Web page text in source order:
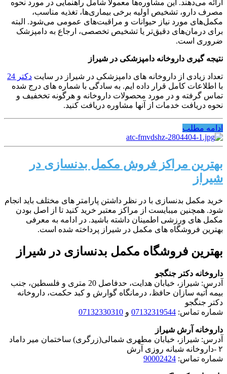
ارائه می‌دهند. این مشاوره‌ها معمولاً شامل راهنمایی در مورد نحوه
مصرف دارو، تشخیص اولیه برخی بیماری‌ها، تغذیه مناسب،
مکمل‌های مورد نیاز حیوانات و مراقبت‌های عمومی می‌شود. البته
برای درمان‌های دقیق‌تر یا تشخیص تخصصی، ارجاع به دامپزشک
ضروری است.
نتیجه گیری داروخانه دامپزشکی در شیراز
تعداد زیادی از داروخانه های دامپزشکی در شیراز در سایت دکتر 24
با اطلاعات کامل قرار داده ایم. به سادگی با شماره های درج شده
تماس گرفته و در مورد محصولات داروخانه و هرگونه تخخفیف و
نحوه دریافت خدمات از آنها مشاوره دریافت کنید.
ادامه مطلب
بهترین مراکز فروش مکمل بدنسازی در
شیراز
خرید مکمل بدنسازی با در نظر داشتن پارامتر های مختلف باید انجام
شود. همچنین میبایست از مراکز معتبر خرید کنید تا از اصل بودن
مکمل های ورزشی اطمینان داشته باشید. در ادامه به معرفی
بهترین فروشگاه های مکمل در شیراز پرداخته شده است.
بهترین فروشگاه مکمل بدنسازی در شیراز
داروخانه دکتر جنگجو
آدرس: شیراز، خیابان هدایت، حدفاصل 20 متری و فلسطین، جنب
بیمه آتیه سازان حافظ، درمانگاه گوارش و کبد حکمت، داروخانه
دکتر جنگجو
شماره تماس: 07132319544 و 07132330310
داروخانه آرش شیراز
آدرس: شیراز، خیابان مطهری شمالی(زرگری) ساختمان میر داماد
۲ -داروخانه شبانه روزی آرش
شماره تماس: 90002424